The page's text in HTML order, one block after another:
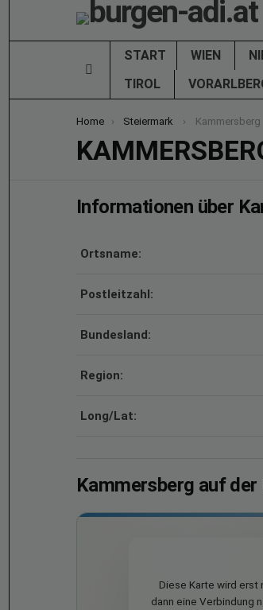
START WIEN
TIROL
You are here:
Home Steiermark Kammersberg
Informationen über
Ortsname:
Postleitzahl:
Bundesland:
Region:
Long/Lat:
Kammersberg auf der
Diese Karte wird erst
dann eine Verbindung